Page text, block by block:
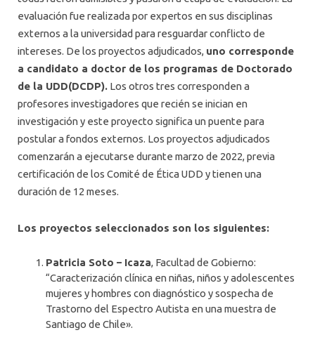
evaluación fue realizada por expertos en sus disciplinas
externos a la universidad para resguardar conflicto de
intereses. De los proyectos adjudicados, uno corresponde
a candidato a doctor de los programas de Doctorado
de la UDD(DCDP). Los otros tres corresponden a
profesores investigadores que recién se inician en
investigación y este proyecto significa un puente para
postular a fondos externos. Los proyectos adjudicados
comenzarán a ejecutarse durante marzo de 2022, previa
certificación de los Comité de Ética UDD y tienen una
duración de 12 meses.
Los proyectos seleccionados son los siguientes:
Patricia Soto – Icaza, Facultad de Gobierno:
“Caracterización clínica en niñas, niños y adolescentes
mujeres y hombres con diagnóstico y sospecha de
Trastorno del Espectro Autista en una muestra de
Santiago de Chile».